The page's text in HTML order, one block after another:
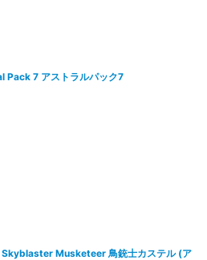
7 アストラルパック7
Musketeer 鳥銃士カステル (ア